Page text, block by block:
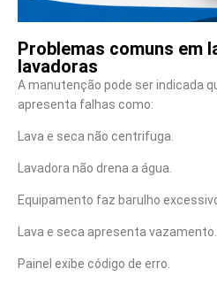
Problemas comuns em
lavadoras
A manutenção pode ser indicada
apresenta falhas como:
Lava e seca não centrifuga.
Lavadora não drena a água.
Equipamento faz barulho
Lava e seca apresenta vazamento.
Painel exibe código de erro.